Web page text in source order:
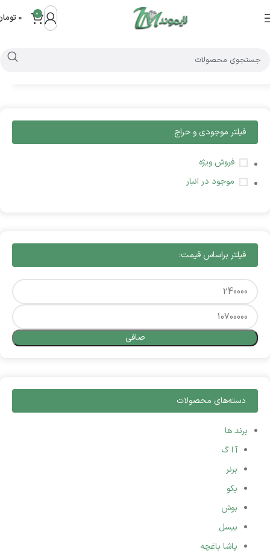
0
0
فیلتر موجودی و حراج
فروش ویژه
موجود در انبار
فیلتر براساس قیمت:
صافی
دسته‌های محصولات
برند ها
آ ا گ
برنر
بکو
بوش
بیسل
پاشا باغچه